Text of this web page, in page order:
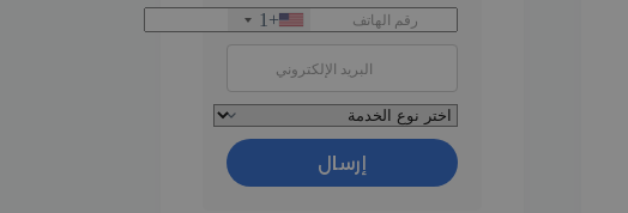
+1
إرسال